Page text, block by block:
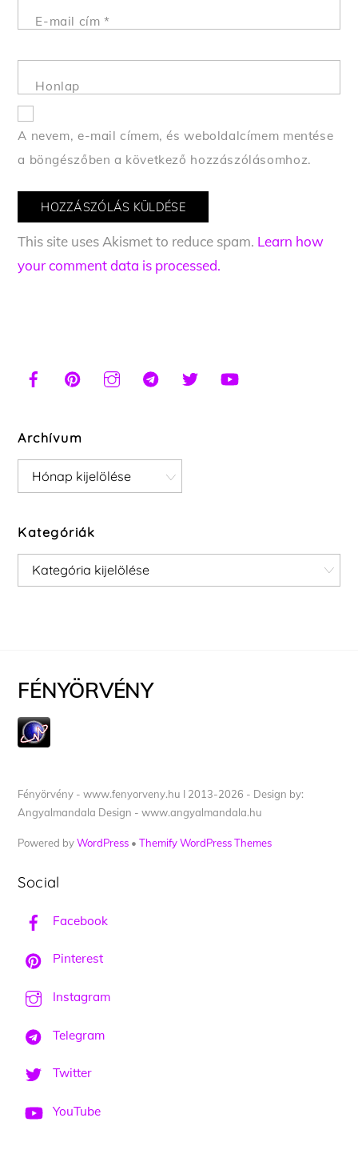
E-mail cím*
Honlap
A nevem, e-mail címem, és weboldalcímem mentése
a böngészőben a következő hozzászólásomhoz.
This site uses Akismet to reduce spam. Learn how
your comment data is processed.
Archívum
Archívum
Kategóriák
Kategóriák
FÉNYÖRVÉNY
Fényörvény - www.fenyorveny.hu I 2013-2026 - Design by:
Angyalmandala Design - www.angyalmandala.hu
Powered byWordPress •Themify WordPress Themes
Social
Facebook
Pinterest
Instagram
Telegram
Twitter
YouTube